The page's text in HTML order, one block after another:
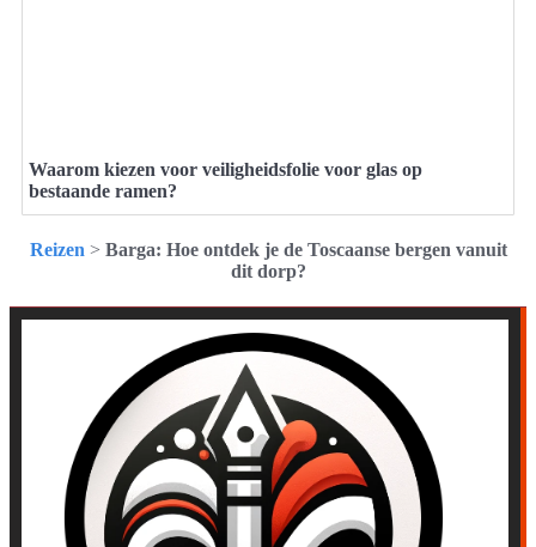
Waarom kiezen voor veiligheidsfolie voor glas op
bestaande ramen?
Reizen > Barga: Hoe ontdek je de Toscaanse bergen vanuit
dit dorp?